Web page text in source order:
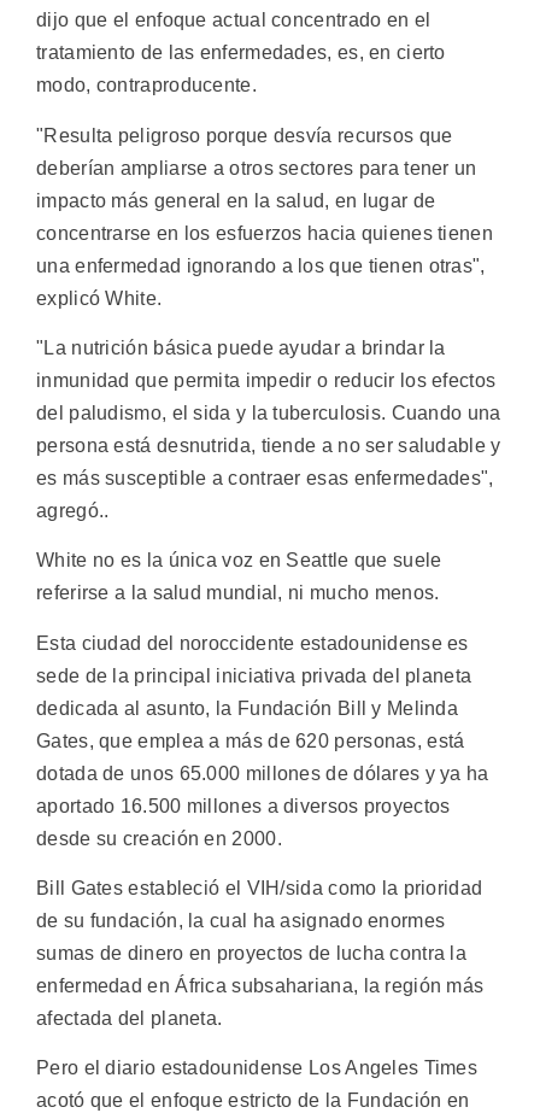
dijo que el enfoque actual concentrado en el
tratamiento de las enfermedades, es, en cierto
modo, contraproducente.
"Resulta peligroso porque desvía recursos que
deberían ampliarse a otros sectores para tener un
impacto más general en la salud, en lugar de
concentrarse en los esfuerzos hacia quienes tienen
una enfermedad ignorando a los que tienen otras",
explicó White.
"La nutrición básica puede ayudar a brindar la
inmunidad que permita impedir o reducir los efectos
del paludismo, el sida y la tuberculosis. Cuando una
persona está desnutrida, tiende a no ser saludable y
es más susceptible a contraer esas enfermedades",
agregó..
White no es la única voz en Seattle que suele
referirse a la salud mundial, ni mucho menos.
Esta ciudad del noroccidente estadounidense es
sede de la principal iniciativa privada del planeta
dedicada al asunto, la Fundación Bill y Melinda
Gates, que emplea a más de 620 personas, está
dotada de unos 65.000 millones de dólares y ya ha
aportado 16.500 millones a diversos proyectos
desde su creación en 2000.
Bill Gates estableció el VIH/sida como la prioridad
de su fundación, la cual ha asignado enormes
sumas de dinero en proyectos de lucha contra la
enfermedad en África subsahariana, la región más
afectada del planeta.
Pero el diario estadounidense Los Angeles Times
acotó que el enfoque estricto de la Fundación en